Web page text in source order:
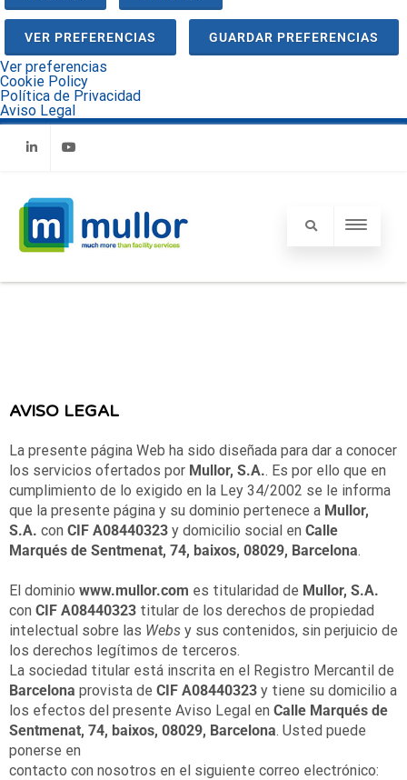
VER PREFERENCIAS GUARDAR PREFERENCIAS
Ver preferencias
Cookie Policy
Política de Privacidad
Aviso Legal
LinkedinYoutube
AVISO LEGAL
La presente página Web ha sido diseñada para dar a conocer
los servicios ofertados por Mullor, S.A.. Es por ello que en
cumplimiento de lo exigido en la Ley 34/2002 se le informa
que la presente página y su dominio pertenece a Mullor,
S.A. con CIF A08440323 y domicilio social en Calle
Marqués de Sentmenat, 74, baixos, 08029, Barcelona.
El dominio www.mullor.com es titularidad de Mullor, S.A.
con CIF A08440323 titular de los derechos de propiedad
intelectual sobre las Webs y sus contenidos, sin perjuicio de
los derechos legítimos de terceros.
La sociedad titular está inscrita en el Registro Mercantil de
Barcelona provista de CIF A08440323 y tiene su domicilio a
los efectos del presente Aviso Legal en Calle Marqués de
Sentmenat, 74, baixos, 08029, Barcelona. Usted puede
ponerse en
contacto con nosotros en el siguiente correo electrónico: